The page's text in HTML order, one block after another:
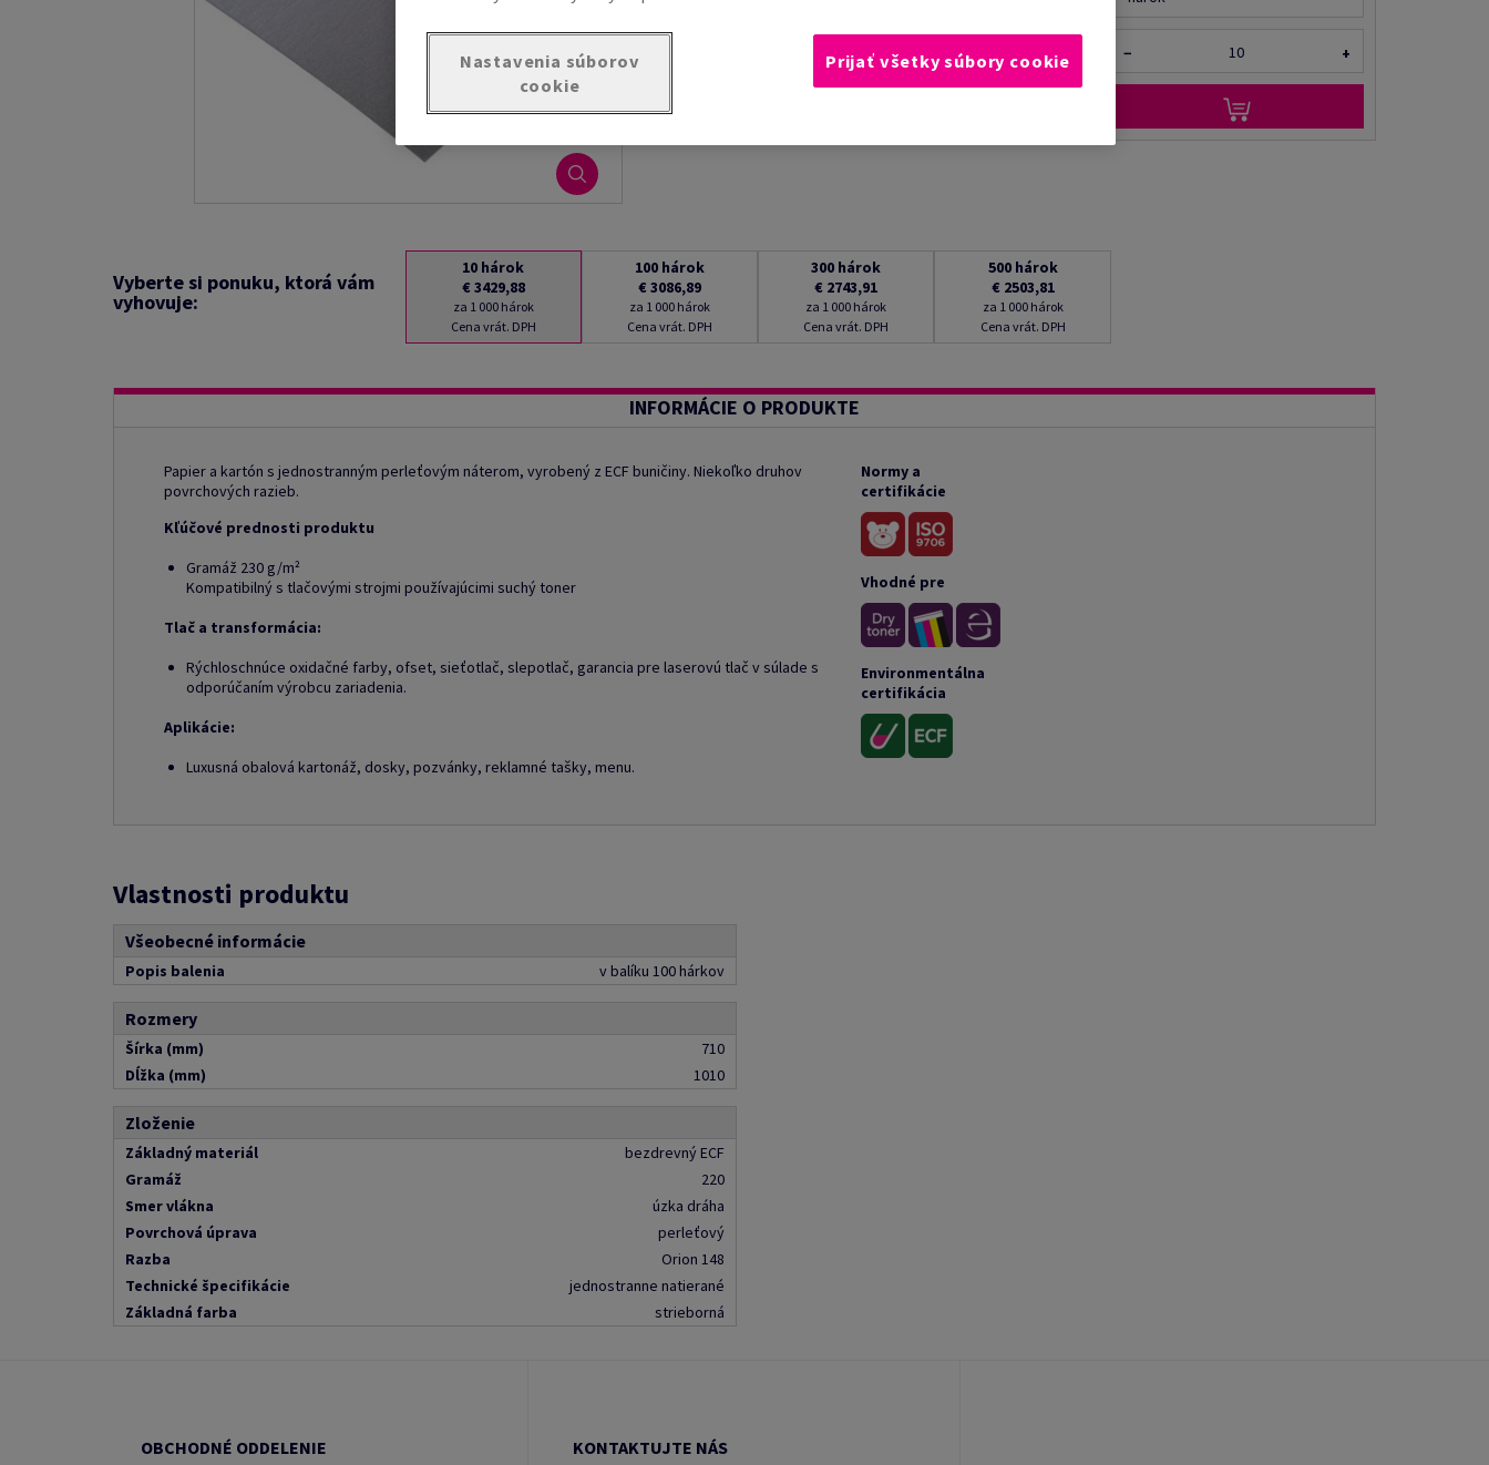
− +
Vyberte si ponuku, ktorá vám
vyhovuje:
10 hárok
€ 3429,88
za 1 000 hárok
Cena vrát. DPH
100 hárok
€ 3086,89
za 1 000 hárok
Cena vrát. DPH
300 hárok
€ 2743,91
za 1 000 hárok
Cena vrát. DPH
500 hárok
€ 2503,81
za 1 000 hárok
Cena vrát. DPH
INFORMÁCIE O PRODUKTE
Papier a kartón s jednostranným perleťovým náterom, vyrobený z ECF buničiny. Niekoľko druhov
povrchových razieb.
Kľúčové prednosti produktu
Gramáž 230 g/m²
Kompatibilný s tlačovými strojmi používajúcimi suchý toner
Tlač a transformácia:
Rýchloschnúce oxidačné farby, ofset, sieťotlač, slepotlač, garancia pre laserovú tlač v súlade s
odporúčaním výrobcu zariadenia.
Aplikácie:
Luxusná obalová kartonáž, dosky, pozvánky, reklamné tašky, menu.
Normy a
certifikácie
Vhodné pre
Environmentálna
certifikácia
Vlastnosti produktu
Všeobecné informácie
Popis balenia v balíku 100 hárkov
Rozmery
Šírka (mm)
710
Dĺžka (mm)
1010
Zloženie
Základný materiál
bezdrevný ECF
Gramáž
220
Smer vlákna
úzka dráha
Povrchová úprava
perleťový
Razba
Orion 148
Technické špecifikácie
jednostranne natierané
Základná farba
strieborná
OBCHODNÉ ODDELENIE
KONTAKTUJTE NÁS
Nastavenia súborov
cookie
Prijať všetky súbory cookie